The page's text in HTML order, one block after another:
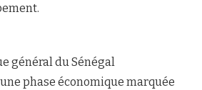
général du Sénégal
phase économique marquée